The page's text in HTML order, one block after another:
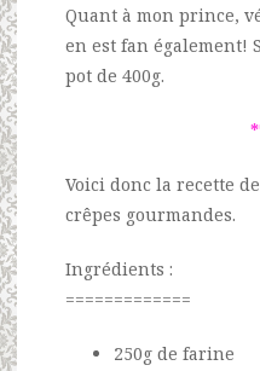
Quant à mon prince,
en est fan également!
pot de 400g.
Voici donc la recette
crêpes gourmandes.
Ingrédients :
=============
250g de farine